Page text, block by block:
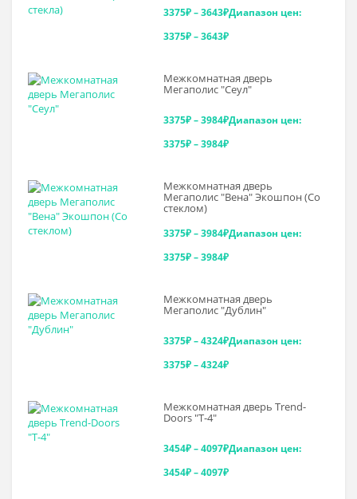
3375₽–3643₽Диапазон цен:
3375₽ – 3643₽
Межкомнатная дверь
Мегаполис "Сеул"
3375₽–3984₽Диапазон цен:
3375₽ – 3984₽
Межкомнатная дверь
Мегаполис "Вена" Экошпон (Со
стеклом)
3375₽–3984₽Диапазон цен:
3375₽ – 3984₽
Межкомнатная дверь
Мегаполис "Дублин"
3375₽–4324₽Диапазон цен:
3375₽ – 4324₽
Межкомнатная дверь Trend-
Doоrs "Т-4"
3454₽–4097₽Диапазон цен:
3454₽ – 4097₽